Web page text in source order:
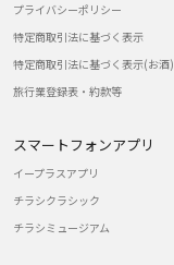
プライバシーポリシー
特定商取引法に基づく表示
特定商取引法に基づく表示(お酒)
旅行業登録表・約款等
スマートフォンアプリ
イープラスアプリ
チラシクラシック
チラシミュージアム